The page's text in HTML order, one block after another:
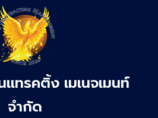
ทรคติ้ง เมเนจเมนท์
จำกัด